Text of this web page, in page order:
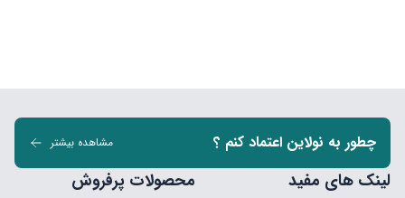
چطور به نولاین اعتماد کنم ؟ مشاهده بیشتر
لینک های مفید محصولات پرفروش